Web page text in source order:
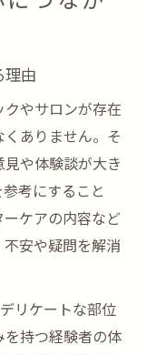
方の実践知識
の判断基準と
ントと落とし
い選択のヒン
理由
やサロンが存在
ありません。そ
や体験談が大き
考にすること
ケアの内容など
安や疑問を解消
リケートな部位
を持つ経験者の体